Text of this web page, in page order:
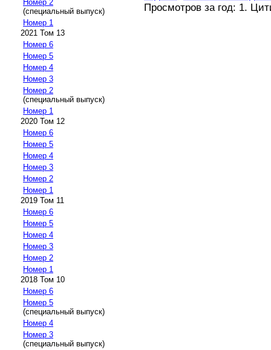
Номер 2
(специальный выпуск)
Номер 1
2021 Том 13
Номер 6
Номер 5
Номер 4
Номер 3
Номер 2
(специальный выпуск)
Номер 1
2020 Том 12
Номер 6
Номер 5
Номер 4
Номер 3
Номер 2
Номер 1
2019 Том 11
Номер 6
Номер 5
Номер 4
Номер 3
Номер 2
Номер 1
2018 Том 10
Номер 6
Номер 5
(специальный выпуск)
Номер 4
Номер 3
(специальный выпуск)
Просмотров за год: 1.